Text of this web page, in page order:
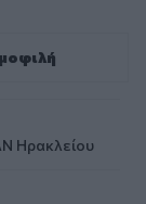
Ηρακλείου